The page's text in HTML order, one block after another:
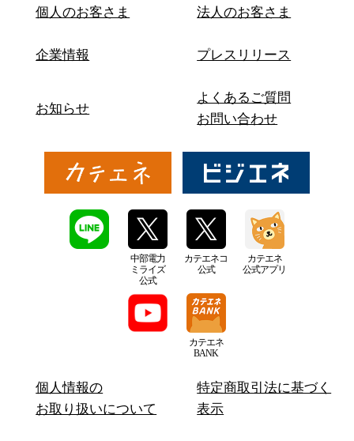
個人のお客さま 法人のお客さま
企業情報 プレスリリース
お知らせ
よくあるご質問
お問い合わせ
中部電力
ミライズ
公式
カテエネコ
公式
カテエネ
公式アプリ
カテエネ
BANK
個人情報の
お取り扱いについて
特定商取引法に基づく
表示